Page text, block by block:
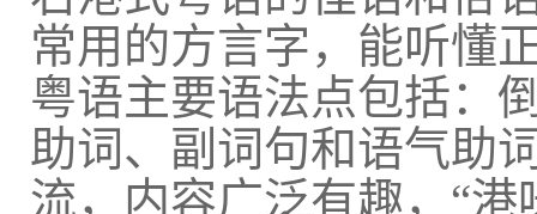
常用的方言字，能听懂
粤语主要语法点包括：
助词、副词句和语气助
流，内容广泛有趣，“